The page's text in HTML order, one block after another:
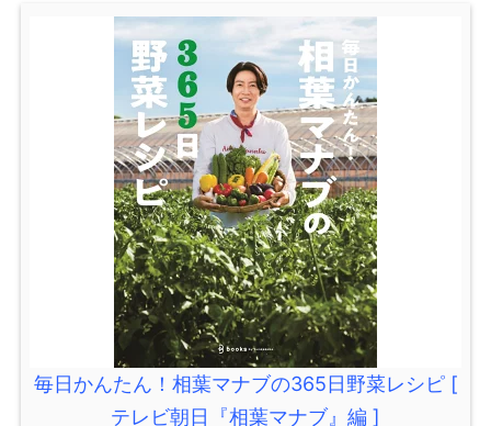
毎日かんたん！相葉マナブの365日野菜レシピ [
テレビ朝日『相葉マナブ』編 ]